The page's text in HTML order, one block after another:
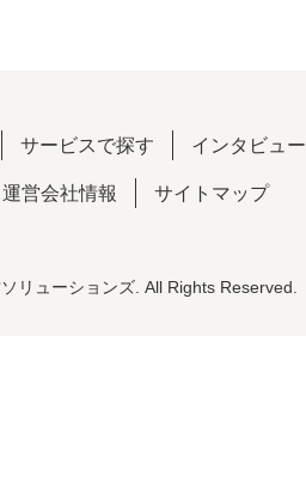
サービスで探す インタビュー
運営会社情報 サイトマップ
リューションズ. All Rights Reserved.